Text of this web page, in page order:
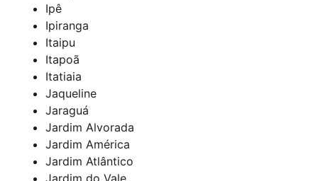
Ipê
Ipiranga
Itaipu
Itapoã
Itatiaia
Jaqueline
Jaraguá
Jardim Alvorada
Jardim América
Jardim Atlântico
Jardim do Vale